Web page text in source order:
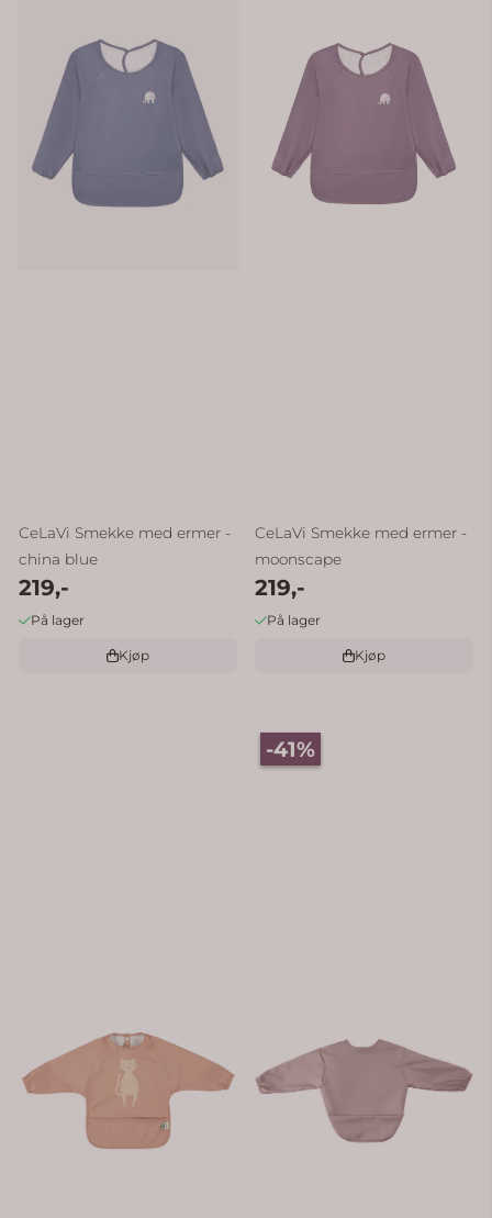
CeLaVi Smekke med ermer -
china blue
219,-
På lager
Kjøp
CeLaVi Smekke med ermer -
moonscape
219,-
På lager
Kjøp
-41%